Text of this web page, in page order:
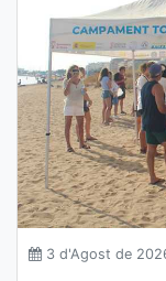
3 d'Agost de